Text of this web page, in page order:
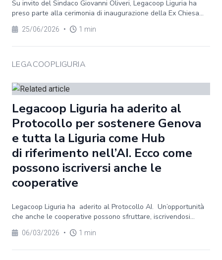
Su invito del Sindaco Giovanni Oliveri, Legacoop Liguria ha
preso parte alla cerimonia di inaugurazione della Ex Chiesa...
25/06/2026 • 1 min
LEGACOOPLIGURIA
Legacoop Liguria ha aderito al
Protocollo per sostenere Genova
e tutta la Liguria come Hub
di riferimento nell’AI. Ecco come
possono iscriversi anche le
cooperative
Legacoop Liguria ha aderito al Protocollo AI. Un’opportunità
che anche le cooperative possono sfruttare, iscrivendosi...
06/03/2026 • 1 min